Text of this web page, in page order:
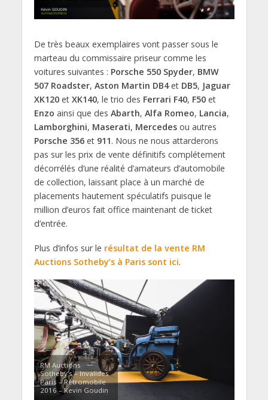
De très beaux exemplaires vont passer sous le
marteau du commissaire priseur comme les
voitures suivantes : Porsche 550 Spyder, BMW
507 Roadster, Aston Martin DB4et DB5, Jaguar
XK120et XK140, le trio des Ferrari F40, F50et
Enzo ainsi que des Abarth, Alfa Romeo, Lancia,
Lamborghini, Maserati, Mercedesou autres
Porsche 356et 911. Nous ne nous attarderons
pas sur les prix de vente définitifs complétement
décorrélés d’une réalité d’amateurs d’automobile
de collection, laissant place à un marché de
placements hautement spéculatifs puisque le
million d’euros fait office maintenant de ticket
d’entrée.
Plus d’infos sur le résultat de la vente RM
Auctions Sotheby’s à Paris sont ici.
RM Auctions
Sotheby’s – Invalides
Paris – Rétromobile
2016 – Kevin Goudin